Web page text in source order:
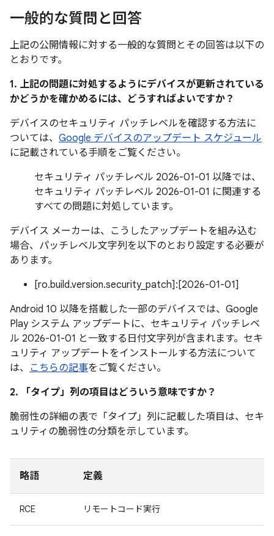
一般的な質問と回答
上記の公開情報に対する一般的な質問とその回答は以下の
とおりです。
1. 上記の問題に対処するようにデバイスが更新されている
かどうかを確かめるには、どうすればよいですか？
デバイスのセキュリティ パッチレベルを確認する方法に
ついては、 Google デバイスのアップデート スケジュール
に記載されている手順をご覧ください。
セキュリティ パッチレベル 2026-01-01 以降では、
セキュリティ パッチレベル 2026-01-01 に関連する
すべての問題に対処しています。
デバイス メーカーは、こうしたアップデートを組み込む
場合、パッチレベル文字列を以下のとおり設定する必要が
あります。
[ro.build.version.security_patch]:[2026-01-01]
Android 10 以降を搭載した一部のデバイスでは、Google
Play システム アップデートに、セキュリティ パッチレベ
ル 2026-01-01 と一致する日付文字列が含まれます。セキ
ュリティ アップデートをインストールする方法について
は、 こちらの記事をご覧ください。
2. 「タイプ」 列の項目はどういう意味ですか？
脆弱性の詳細の表で「タイプ」 列に記載した項目は、セキ
ュリティの脆弱性の分類を示しています。
略語 定義
RCE リモートコード実行